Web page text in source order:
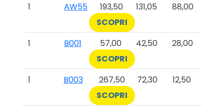
1
AW55 193,50 131,05
88,00
SCOPRI
1
B001 57,00 42,50
28,00
SCOPRI
1
B003 267,50 72,30
12,50
SCOPRI